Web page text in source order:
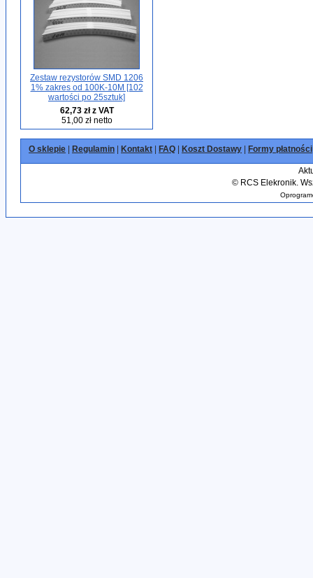
Zestaw rezystorów SMD 1206
1% zakres od 100K-10M [102
wartości po 25sztuk]
62,73 zł z VAT
51,00 zł netto
O sklepie Regulamin Kontakt FAQ Koszt Dostawy Formy płatności
©RCS Elekronik.